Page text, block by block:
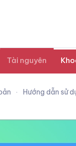
Tài nguyên
Hướng dẫn sử